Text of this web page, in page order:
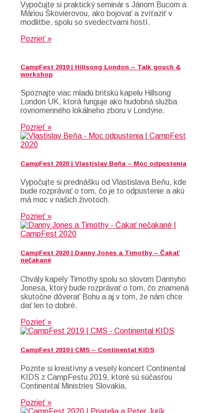
Vypočujte si praktický seminár s Jánom Bucom a
Máriou Škovierovou, ako bojovať a zvíťaziť v
modlitbe, spolu so svedectvami hostí.
Pozrieť »
CampFest 2019 | Hillsong London – Talk gouch &
workshop
Spoznajte viac mladú britskú kapelu Hillsong
London UK, ktorá funguje ako hudobná služba
rovnomenného lokálneho zboru v Londýne.
Pozrieť »
CampFest 2020 | Vlastislav Beňa – Moc odpustenia
Vypočujte si prednášku od Vlastislava Beňu, kde
bude rozprávať o tom, čo je to odpustenie a akú
má moc v našich životoch.
Pozrieť »
CampFest 2020 | Danny Jones a Timothy – Čakať
nečakané
Chvály kapely Timothy spolu so slovom Dannyho
Jonesa, ktorý bude rozprávať o tom, čo znamená
skutočne dôverať Bohu a aj v tom, že nám chce
dať len to dobré.
Pozrieť »
CampFest 2019 | CMS – Continental KIDS
Pozrite si kreatívny a veselý koncert Continental
KIDS z CampFestu 2019, ktoré sú súčasťou
Continental Ministries Slovakia.
Pozrieť »